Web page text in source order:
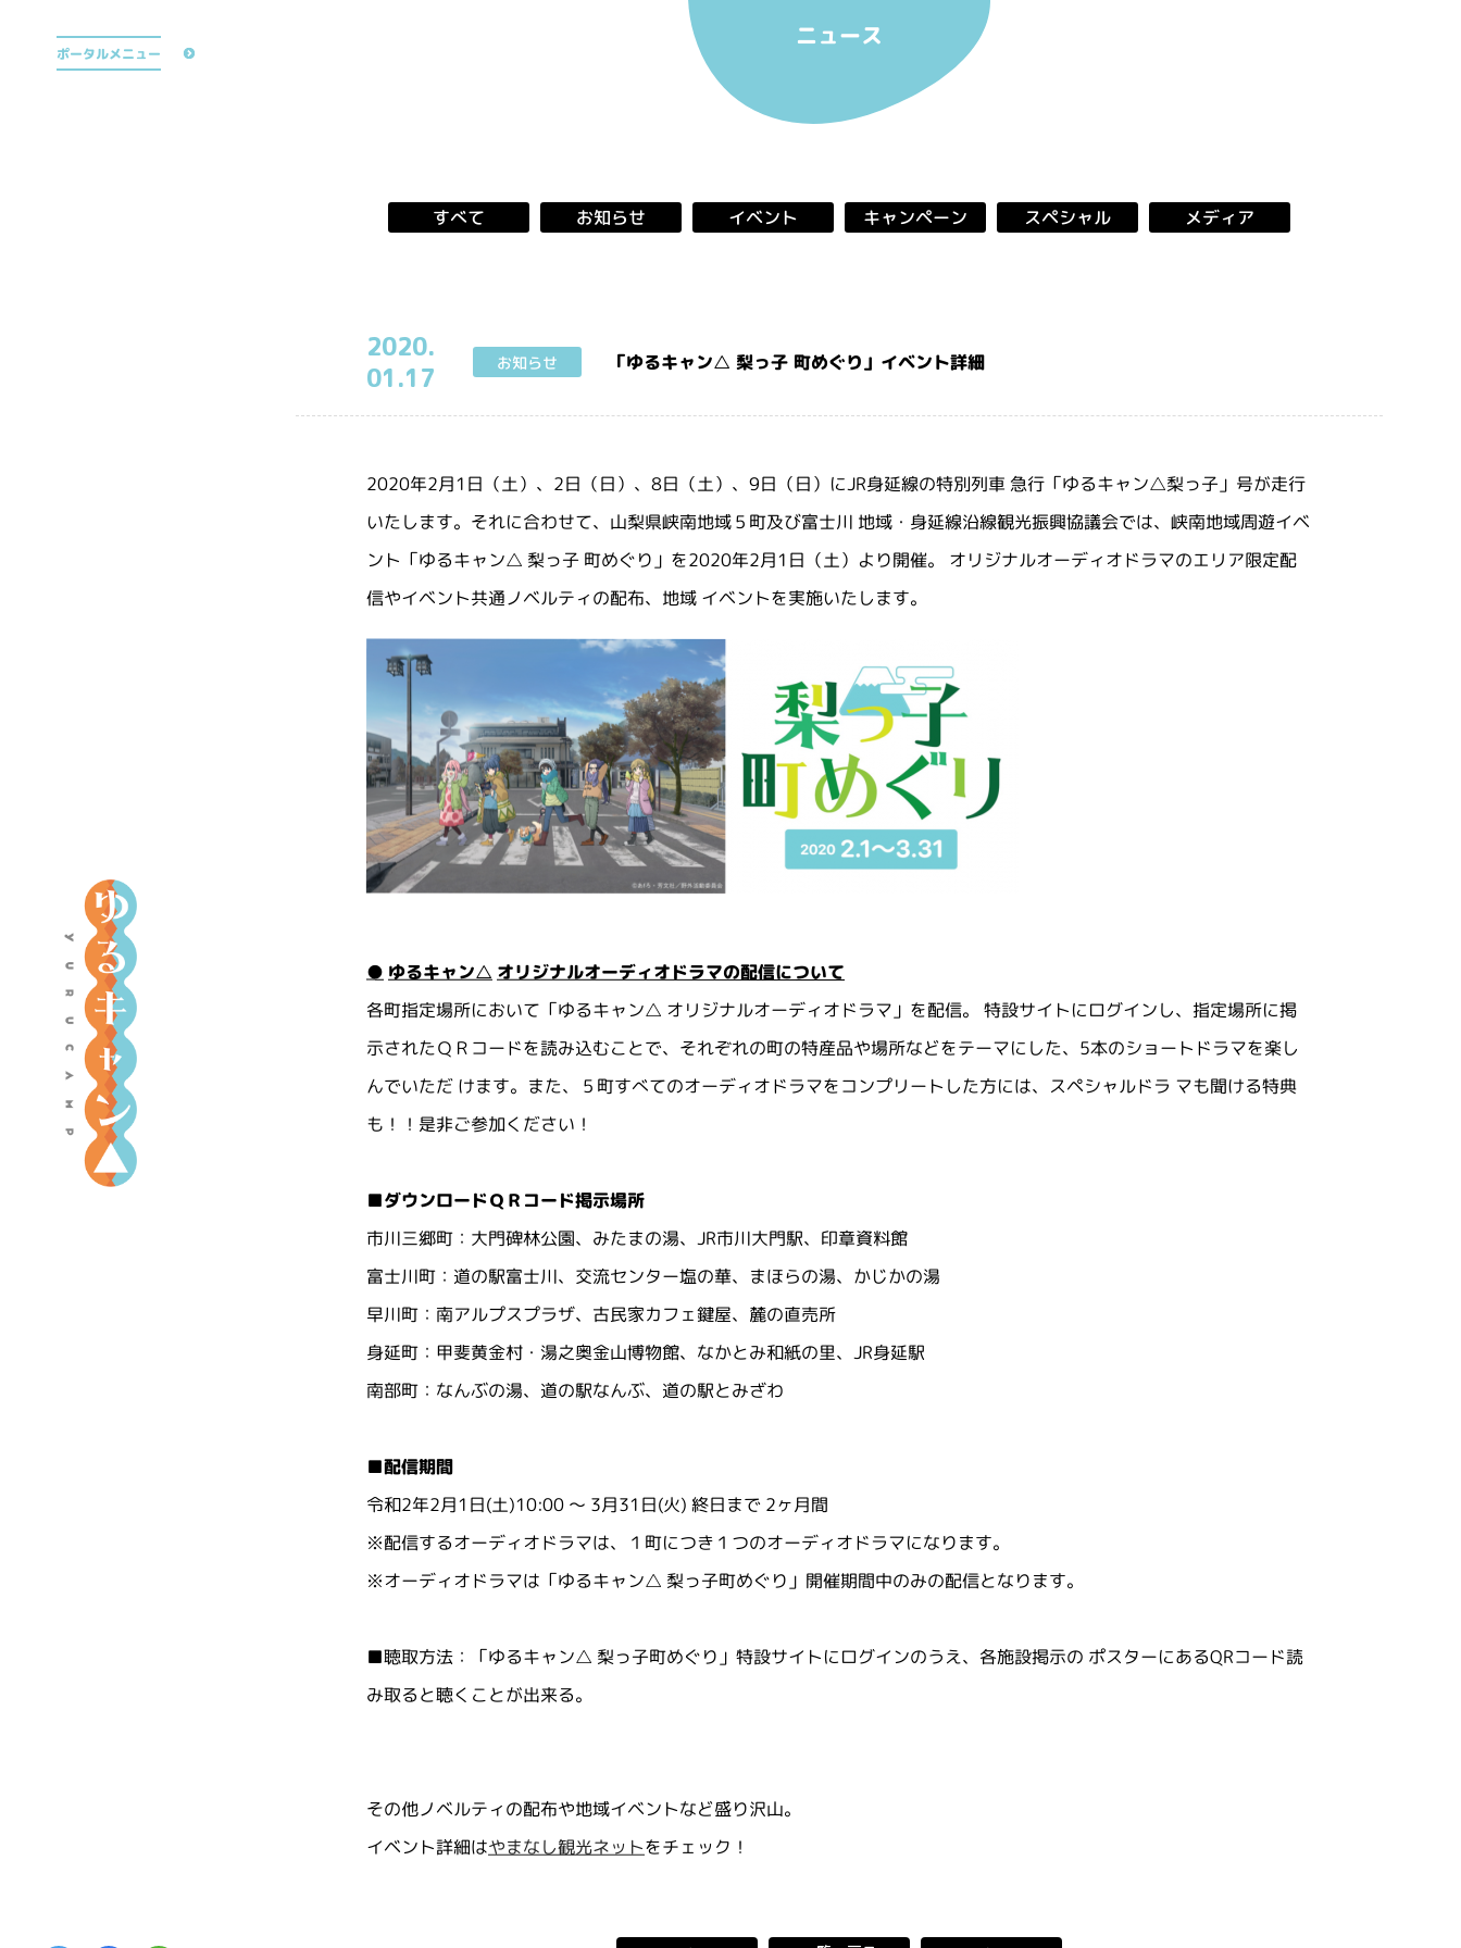
『
ゆ
る
キ
ャ
ン
ポータルメニュー
公式TikTok
ニュース
すべて お知らせ イベント キャンペーン スペシャル メディア
2020.
01.17
お知らせ 「ゆるキャン△ 梨っ子 町めぐり」イベント詳細
2020年2月1日（土）、2日（日）、8日（土）、9日（日）にJR身延線の特別列車 急行「ゆるキャン△梨っ子」号が走行
いたします。それに合わせて、山梨県峡南地域５町及び富士川 地域・身延線沿線観光振興協議会では、峡南地域周遊イベ
ント「ゆるキャン△ 梨っ子 町めぐり」を2020年2月1日（土）より開催。 オリジナルオーディオドラマのエリア限定配
信やイベント共通ノベルティの配布、地域 イベントを実施いたします。
● ゆるキャン△ オリジナルオーディオドラマの配信について
各町指定場所において「ゆるキャン△ オリジナルオーディオドラマ」を配信。 特設サイトにログインし、指定場所に掲
示されたＱＲコードを読み込むことで、それぞれの町の特産品や場所などをテーマにした、5本のショートドラマを楽し
んでいただ けます。また、５町すべてのオーディオドラマをコンプリートした方には、スペシャルドラ マも聞ける特典
も！！是非ご参加ください！
■ダウンロードＱＲコード掲示場所
市川三郷町：大門碑林公園、みたまの湯、JR市川大門駅、印章資料館
富士川町：道の駅富士川、交流センター塩の華、まほらの湯、かじかの湯
早川町：南アルプスプラザ、古民家カフェ鍵屋、麓の直売所
身延町：甲斐黄金村・湯之奥金山博物館、なかとみ和紙の里、JR身延駅
南部町：なんぶの湯、道の駅なんぶ、道の駅とみざわ
■配信期間
令和2年2月1日(土)10:00 ～ 3月31日(火) 終日まで 2ヶ月間
※配信するオーディオドラマは、１町につき１つのオーディオドラマになります。
※オーディオドラマは「ゆるキャン△ 梨っ子町めぐり」開催期間中のみの配信となります。
■聴取方法：「ゆるキャン△ 梨っ子町めぐり」特設サイトにログインのうえ、各施設掲示の ポスターにあるQRコード読
み取ると聴くことが出来る。
その他ノベルティの配布や地域イベントなど盛り沢山。
イベント詳細はやまなし観光ネットをチェック！